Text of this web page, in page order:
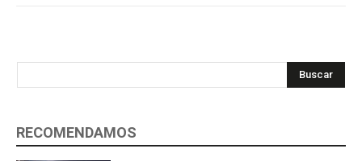
Buscar
RECOMENDAMOS